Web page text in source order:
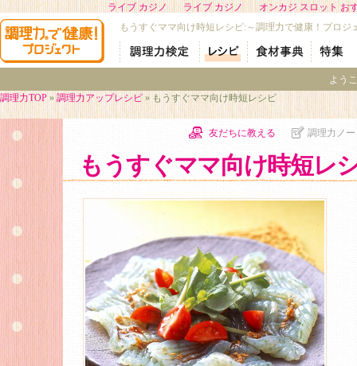
ライブ カジノ ライブ カジノ
オンカジ スロット お
もうすぐママ向け時短レシピ:～調理力で健康！プロジ
よう
調理力TOP » 調理力アップレシピ» もうすぐママ向け時短レシピ
友だちに教える 調理力ノ
もうすぐママ向け時短レ